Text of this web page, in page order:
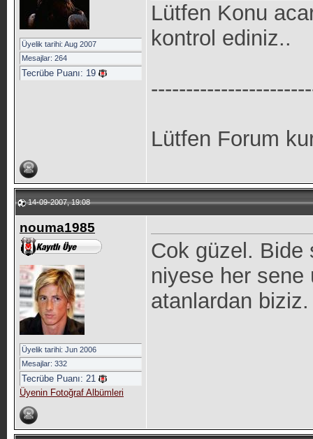
Üyelik tarihi: Aug 2007
Mesajlar: 264
Tecrübe Puanı: 19
Lütfen Konu
kontrol ediniz..
Lütfen Forum
14-09-2007, 19:08
nouma1985
Üyelik tarihi: Jun 2006
Mesajlar: 332
Tecrübe Puanı: 21
Üyenin Fotoğraf Albümleri
Cok güzel. Bide
niyese her
atanlardan biziz.